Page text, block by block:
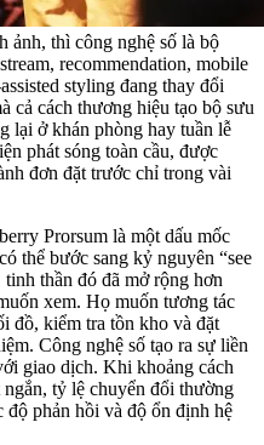
ảnh, thì công nghệ số là bộ
recommendation, mobile
styling đang thay đổi
cả cách thương hiệu tạo bộ sưu
lại ở khán phòng hay tuần lễ
phát sóng toàn cầu, được
đơn đặt trước chỉ trong vài
Prorsum là một dấu mốc
thể bước sang kỷ nguyên “see
thần đó đã mở rộng hơn
xem. Họ muốn tương tác
đồ, kiểm tra tồn kho và đặt
Công nghệ số tạo ra sự liền
giao dịch. Khi khoảng cách
tỷ lệ chuyển đổi thường
phản hồi và độ ổn định hệ